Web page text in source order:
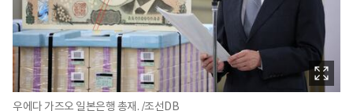
우에다 가즈오 일본은행 총재. /조선DB